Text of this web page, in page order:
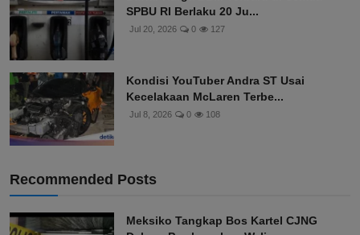
SPBU RI Berlaku 20 Ju...
Jul 20, 2026 0 127
Kondisi YouTuber Andra ST Usai
Kecelakaan McLaren Terbe...
Jul 8, 2026 0 108
Recommended Posts
Meksiko Tangkap Bos Kartel CJNG